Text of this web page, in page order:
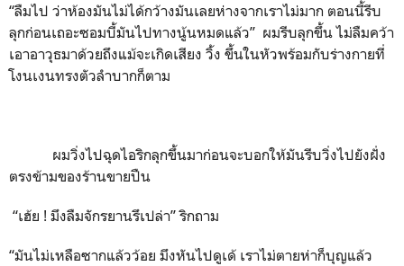
“ลืมไป ว่าห้องมันไม่ได้กว้างมันเลยห่างจากเราไม่มาก ตอนนี้รีบ
ลุกก่อนเถอะซอมบี้มันไปทางนู้นหมดแล้ว” ผมรีบลุกขึ้น ไม่ลืมคว้า
เอาอาวุธมาด้วยถึงแม้จะเกิดเสียง วิ้ง ขึ้นในหัวพร้อมกับร่างกายที่
โงนเงนทรงตัวลำบากก็ตาม
ผมวิ่งไปฉุดไอริกลุกขึ้นมาก่อนจะบอกให้มันรีบวิ่งไปยังฝั่ง
ตรงข้ามของร้านขายปืน
“เฮ้ย ! มึงลืมจักรยานรึเปล่า” ริกถาม
“มันไม่เหลือซากแล้วว้อย มึงหันไปดูเด้ เราไม่ตายห่าก็บุญแล้ว